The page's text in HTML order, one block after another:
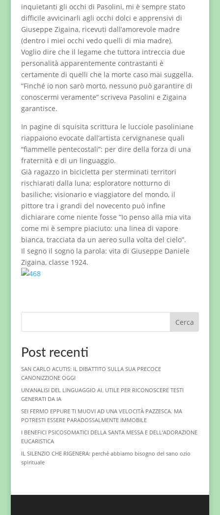
inquietanti gli occhi di Pasolini, mi è sempre stato
difficile avvicinarli agli occhi dolci e apprensivi di
Giuseppe Zigaina, ricevuti dall’amorevole madre
(dentro i miei occhi vedo quelli di mia madre).
Voglio dire che il legame che tuttora intreccia due
personalità apparentemente contrastanti è
certamente di quelli che la morte caso mai suggella.
“Finché io non sarò morto, nessuno può garantire di
conoscermi veramente” scriveva Pasolini e Zigaina
garantisce.
In pagine di squisita scrittura le lucciole pasoliniane
riappaiono evocate dall’artista cervignanese quali
“fiammelle pentecostali”: per dire della forza di una
fraternità e di un linguaggio.
Già ragazzo in bicicletta per sterminati territori
rischiarati dalla luna; esploratore notturno di
basiliche; visionario e viaggiatore del mondo, il
pittore tra i grandi del novecento può infine
dichiarare come niente fosse “Io penso alla mia vita
come mi è sempre piaciuto: una linea di vapore
bianca, tracciata da un aereo sulla volta del cielo”.
Il segno il sogno la parola: vita di Giuseppe Daniele
Zigaina, classe 1924.
Cerca
Post recenti
SAN CARLO ACUTIS: IL DIBATTITO SULLA SUA PRECOCE
CANONIZZIONE OGGI
UN’ANALISI DEL LINGUAGGIO AI. UTILE PER RICONOSCERE TESTI
GENERATI DA IA
SEI FERMO EPPURE TI MUOVI AD UNA VELOCITÀ PAZZESCA. MA
POTRESTI ESSERE PARADOSSALMENTE IMMOBILE
I BENEFICI PSICOSOMATICI DELLA SANTA MESSA E DELL’ADORAZIONE
EUCARISTICA
IL SILENZIO CHE RIGENERA: perché abbiamo bisogno del sano ozio
spirituale